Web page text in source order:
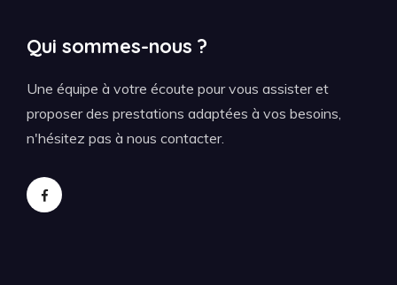
Qui sommes-nous ?
Une équipe à votre écoute pour vous assister et
proposer des prestations adaptées à vos besoins,
n'hésitez pas à nous contacter.